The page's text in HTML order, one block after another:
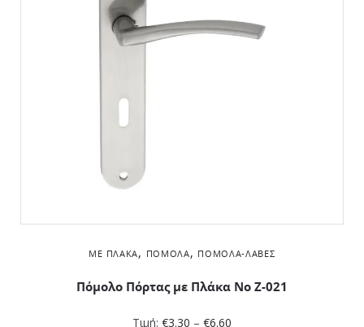
ΜΕ ΠΛΆΚΑ, ΠΌΜΟΛΑ, ΠΌΜΟΛΑ-ΛΑΒΈΣ
Πόμολο Πόρτας με Πλάκα No Z-021
Τιμή: €3.30 – €6.60